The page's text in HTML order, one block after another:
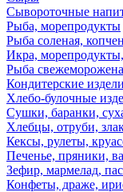
Сывороточные
Рыба, морепродукты
Рыба соленая,
Икра,
Рыба
Кондитерские
Хлебо-булочные
Сушки, баранки,
Хлебцы, отруби,
Кексы, рулеты,
Печенье, пряники,
Зефир, мармелад,
Конфеты, драже,